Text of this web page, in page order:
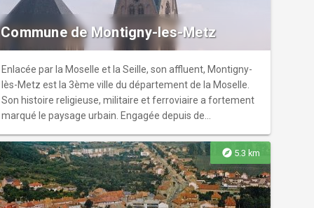
Commune de Montigny-les-Metz
Enlacée par la Moselle et la Seille, son affluent, Montigny-
lès-Metz est la 3ème ville du département de la Moselle.
Son histoire religieuse, militaire et ferroviaire a fortement
marqué le paysage urbain. Engagée depuis de
développement durable marquée, la Ville et les agents de
la ville, en particulier des espaces verts, apportent un soin
particulier à l'entretien des rues et au fleurissement des
ponts, squares et places de la commune. Montigny-lès-
explore 5.3 km